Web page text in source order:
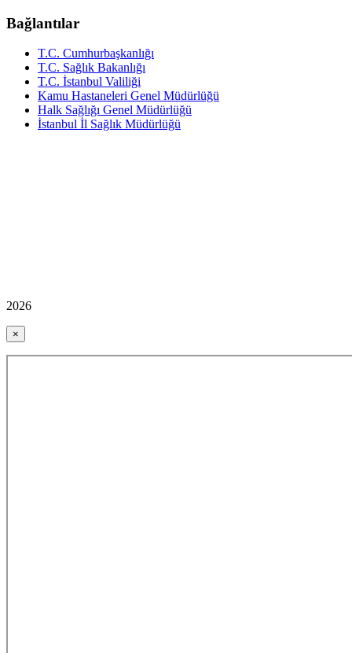
Bağlantılar
T.C. Cumhurbaşkanlığı
T.C. Sağlık Bakanlığı
T.C. İstanbul Valiliği
Kamu Hastaneleri Genel Müdürlüğü
Halk Sağlığı Genel Müdürlüğü
İstanbul İl Sağlık Müdürlüğü
2026
×